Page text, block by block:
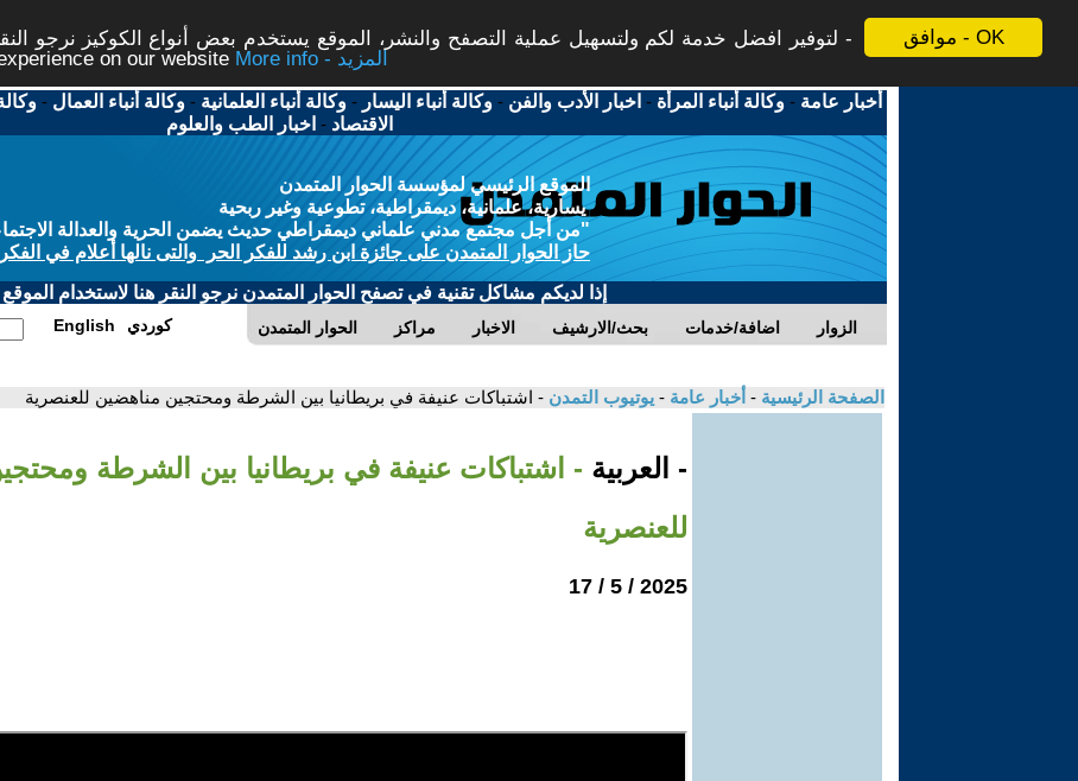
موافق - OK
لتوفير افضل خدمة لكم ولتسهيل عملية التصفح والنشر، الموقع يستخدم بعض أنواع الكوكيز نرجو
on our website
More info - المزيد
أخبار عامة -وكالة أنباء المرأة - اخبار الأدب والفن -وكالة أنباء اليسار -وكالة أنباء العلمانية -وكالة أنباء العمال -
الاقتصاد - اخبار الطب والعلوم
الموقع الرئيسي لمؤسسة الحوار المتمدن
يسارية، علمانية، ديمقراطية، تطوعية وغير ربحية
"من أجل مجتمع مدني علماني ديمقراطي حديث يضمن الحرية والعدالة
حاز الحوار المتمدن على جائزة ابن رشد للفكر الحر والتى نالها أعلام في الفكر
إذا لديكم مشاكل تقنية في تصفح الحوار المتمدن نرجو النقر هنا لاستخدام الموقع
الحوار المتمدن مراكز الاخبار بحث/الارشيف اضافة/خدمات الزوار English كوردي
الصفحة الرئيسية - أخبار عامة - يوتيوب التمدن - اشتباكات عنيفة في بريطانيا بين الشرطة ومحتجين مناهضين للعنصرية
- العربية - اشتباكات عنيفة في بريطانيا بين الشرطة
للعنصرية
2025 / 5 / 17